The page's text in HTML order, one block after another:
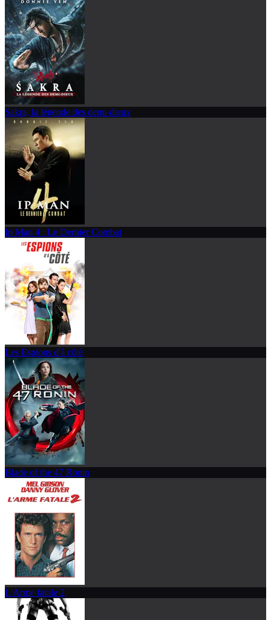
Sakra, la légende des demi-dieux
Ip Man 4 : Le Dernier Combat
Les Espions d'à côté
Blade of the 47 Ronin
L'Arme fatale 2